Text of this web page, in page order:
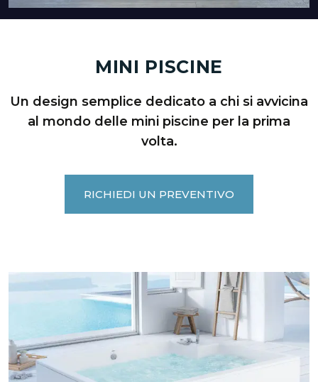
MINI PISCINE
Un design semplice dedicato a chi si avvicina
al mondo delle mini piscine per la prima
volta.
RICHIEDI UN PREVENTIVO